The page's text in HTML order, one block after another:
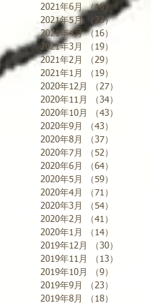
2021年6月 （16）
16件の記
2021年5月
（23）23件の記
2021年4月 （16）
2021年3月
（19）
2021年2月
（29）
2021年1月
（19）
2020年12月
（27）
2020年11月
（34）
2020年10月
（43）
2020年9月
（43）
2020年8月
（37）
2020年7月
（52）
2020年6月
（64）
2020年5月
（59）
2020年4月
（71）
2020年3月
（54）
2020年2月
（41）
2020年1月
（14）
2019年12月
（30）
2019年11月
（13）
2019年10月
（9）
2019年9月
（23）
2019年8月
（18）